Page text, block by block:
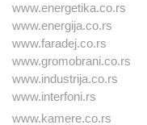
www.energetika.co.rs
www.energija.co.rs
www.faradej.co.rs
www.gromobrani.co.rs
www.industrija.co.rs
www.interfoni.rs
www.kamere.co.rs